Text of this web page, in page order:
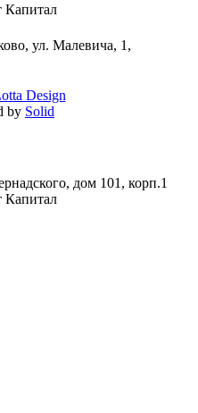
Капитал
ул. Малевича, 1,
Design
by Solid
дом 101, корп.1
Капитал